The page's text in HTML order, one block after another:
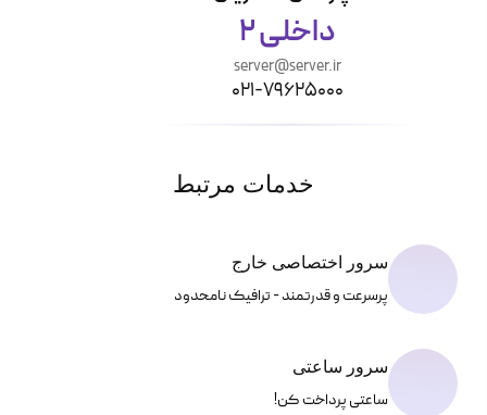
داخلی 2
server@server.ir
021-79625000
خدمات مرتبط
سرور اختصاصی خارج
پرسرعت و قدرتمند - ترافیک نامحدود
سرور ساعتی
ساعتی پرداخت کن!